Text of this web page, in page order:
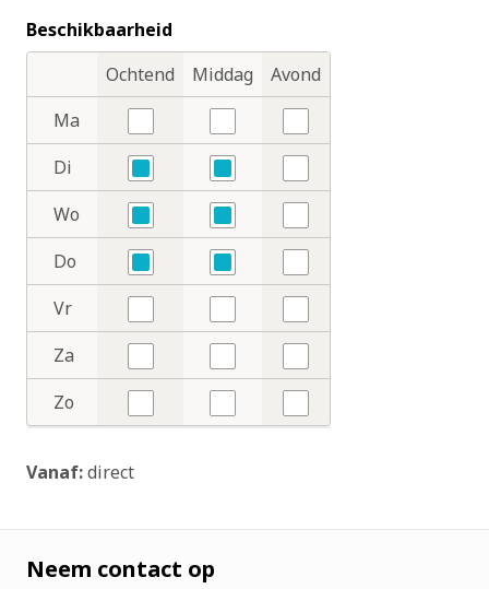
Beschikbaarheid
Dagdelen
DagenOchtend Middag
Avond
Ma
Nee
Nee
Nee
Di
Ja
Ja
Nee
Wo
Ja
Ja
Nee
Do
Ja
Ja
Nee
Vr
Nee
Nee
Nee
Za
Nee
Nee
Nee
Zo
Nee
Nee
Nee
Vanaf:direct
Neem contact op